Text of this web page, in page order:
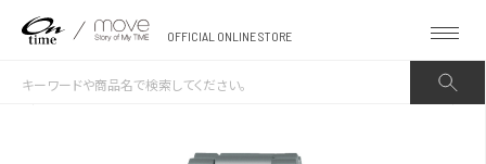
OFFICIAL ONLINE STORE